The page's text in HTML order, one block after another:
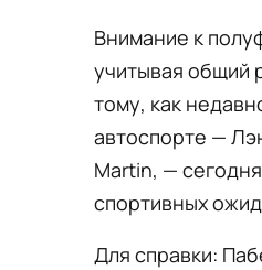
Внимание к
учитывая общий
тому, как
автоспорте —
Martin, —
спортивных
Для справки: